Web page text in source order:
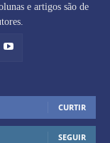
e artigos são de
CURTIR
SEGUIR